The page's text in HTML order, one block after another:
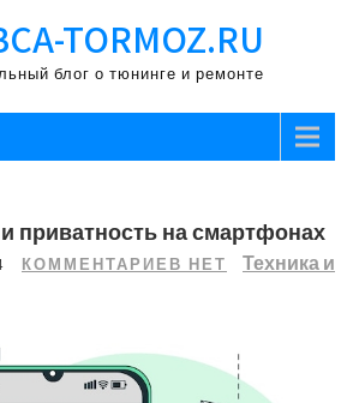
TORMOZ.RU
блог о тюнинге и ремонте
приватность на смартфонах
КОММЕНТАРИЕВ НЕТ
Техника и